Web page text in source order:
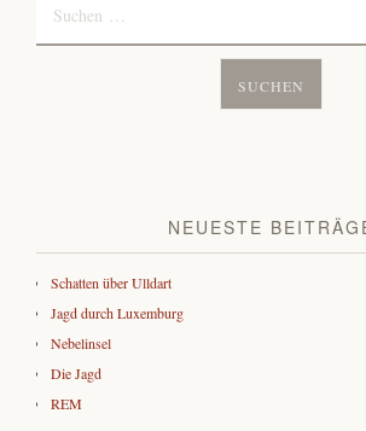
NEUESTE
Schatten über Ulldart
Jagd durch Luxemburg
Nebelinsel
Die Jagd
REM